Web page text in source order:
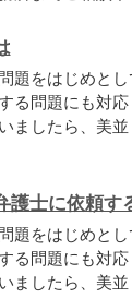
題をはじめと
る問題にも対
ましたら、美
護士に依頼す
題をはじめと
る問題にも対
ましたら、美